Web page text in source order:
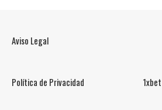
Aviso Legal
Política de Privacidad 1xbet